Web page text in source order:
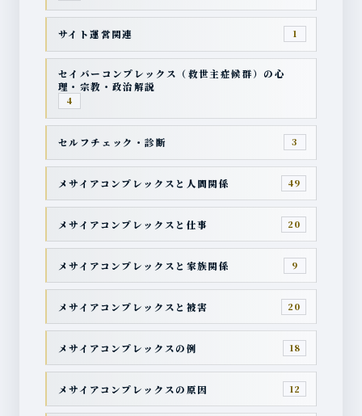
サイト運営関連 1
セイバーコンプレックス（救世主症候群）の心
理・宗教・政治解説
4
セルフチェック・診断 3
メサイアコンプレックスと人間関係 49
メサイアコンプレックスと仕事 20
メサイアコンプレックスと家族関係 9
メサイアコンプレックスと被害 20
メサイアコンプレックスの例 18
メサイアコンプレックスの原因 12